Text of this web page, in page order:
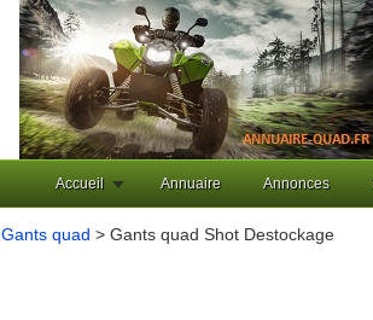
Accueil Annuaire Annonces
Gants quad > Gants quad Shot Destockage